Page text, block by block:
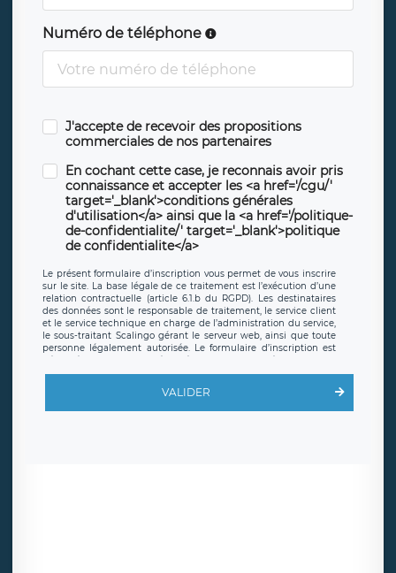
Numéro de téléphone
J'accepte de recevoir des propositions
commerciales de nos partenaires
En cochant cette case, je reconnais avoir pris
connaissance et accepter les <a href='/cgu/'
target='_blank'>conditions générales
d'utilisation</a> ainsi que la <a href='/politique-
de-confidentialite/' target='_blank'>politique
de confidentialite</a>
Le présent formulaire d’inscription vous permet de vous inscrire
sur le site. La base légale de ce traitement est l’exécution d’une
relation contractuelle (article 6.1.b du RGPD). Les destinataires
des données sont le responsable de traitement, le service client
et le service technique en charge de l’administration du service,
le sous-traitant Scalingo gérant le serveur web, ainsi que toute
personne légalement autorisée. Le formulaire d’inscription est
offrant desclauses de protection conformes au RGPD. Les
en sollicite la suppression, étant entendu que vous pouvez
demander la suppression de vos données et retirer votre
VALIDER